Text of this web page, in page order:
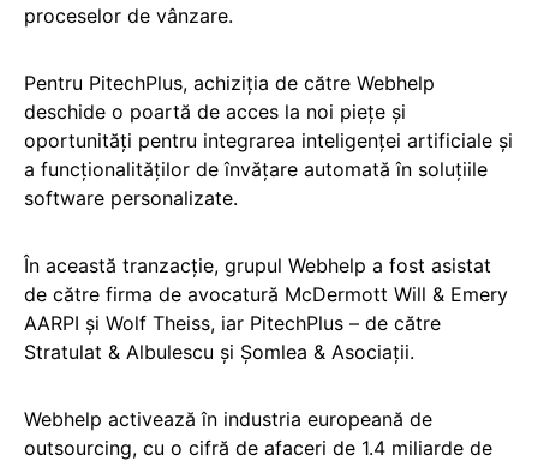
proceselor de vânzare.
Pentru PitechPlus, achiziția de către Webhelp
deschide o poartă de acces la noi piețe și
oportunități pentru integrarea inteligenței artificiale și
a funcționalităților de învățare automată în soluțiile
software personalizate.
În această tranzacție, grupul Webhelp a fost asistat
de către firma de avocatură McDermott Will & Emery
AARPI și Wolf Theiss, iar PitechPlus – de către
Stratulat & Albulescu și Șomlea & Asociații.
Webhelp activează în industria europeană de
outsourcing, cu o cifră de afaceri de 1.4 miliarde de